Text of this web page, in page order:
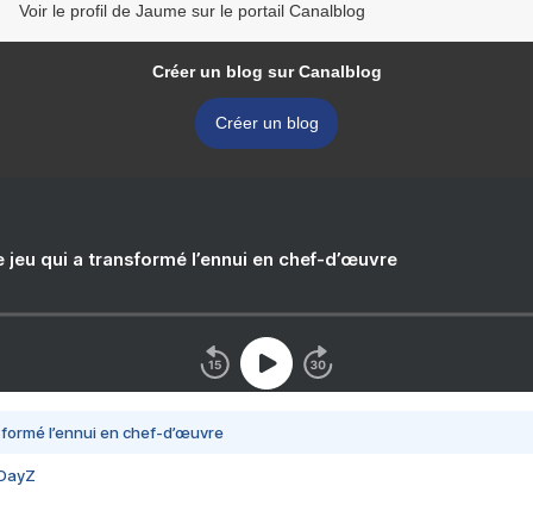
Voir le profil de Jaume sur le portail Canalblog
Créer un blog sur Canalblog
Créer un blog
jeu qui a transformé l’ennui en chef-d’œuvre
l’ennui en chef-d’œuvre